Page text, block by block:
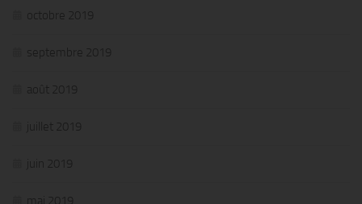
octobre 2019
septembre 2019
août 2019
juillet 2019
juin 2019
mai 2019